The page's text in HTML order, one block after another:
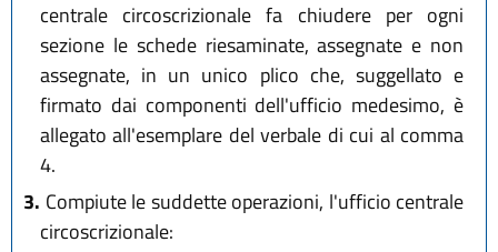
centrale circoscrizionale fa chiudere per ogni
sezione le schede riesaminate, assegnate e non
assegnate, in un unico plico che, suggellato e
firmato dai componenti dell'ufficio medesimo, è
allegato all'esemplare del verbale di cui al comma
4.
3. Compiute le suddette operazioni, l'ufficio centrale
circoscrizionale: